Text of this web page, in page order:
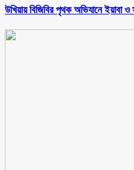
উখিয়ায় বিজিবির পৃথক অভিযানে ইয়াবা